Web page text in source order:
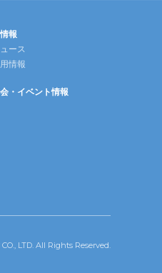
報
ース
情報
・イベント情報
LTD. All Rights Reserved.